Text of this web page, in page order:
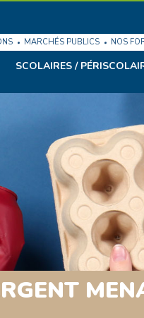
MARCHÉS PUBLICS NOS
SCOLAIRES /